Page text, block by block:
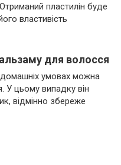
пластилін буде
властивість
для волосся
домашніх умовах можна
У цьому випадку він
відмінно збереже